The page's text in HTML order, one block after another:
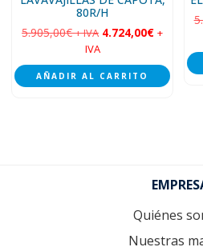
80R/H
5.905,00€ + IVA 4.724,00€ +
IVA
AÑADIR AL CARRITO
Quiénes
Nuestras